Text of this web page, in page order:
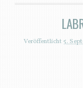
ZUM INHALT SPRINGEN
Veröffentlicht 5.